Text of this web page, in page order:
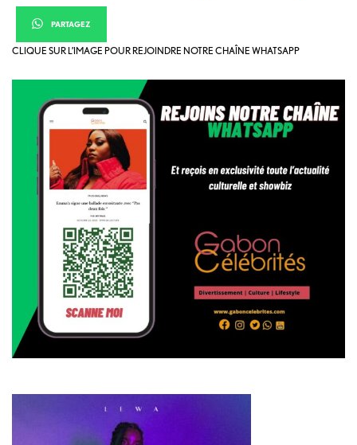
PARTAGEZ
CLIQUE SUR L’IMAGE POUR REJOINDRE NOTRE CHAÎNE WHATSAPP